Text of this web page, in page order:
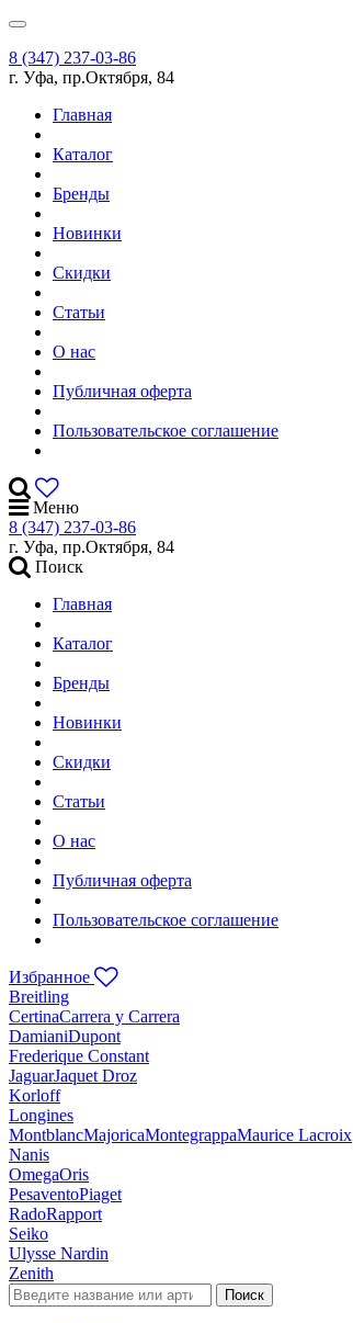
8 (347) 237-03-86
г. Уфа, пр.Октября, 84
Главная
Каталог
Бренды
Новинки
Скидки
Статьи
О нас
Публичная оферта
Пользовательское соглашение
Меню
8 (347) 237-03-86
г. Уфа, пр.Октября, 84
Поиск
Главная
Каталог
Бренды
Новинки
Скидки
Статьи
О нас
Публичная оферта
Пользовательское соглашение
Избранное
Breitling
CertinaCarrera y Carrera
DamianiDupont
Frederique Constant
JaguarJaquet Droz
Korloff
Longines
MontblancMajoricaMontegrappaMaurice Lacroix
Nanis
OmegaOris
PesaventoPiaget
RadoRapport
Seiko
Ulysse Nardin
Zenith
Поиск